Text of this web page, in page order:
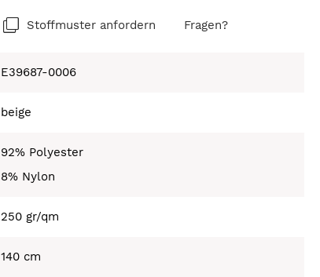
Stoffmuster anfordern Fragen?
E39687-0006
beige
92% Polyester
8% Nylon
250 gr/qm
140 cm